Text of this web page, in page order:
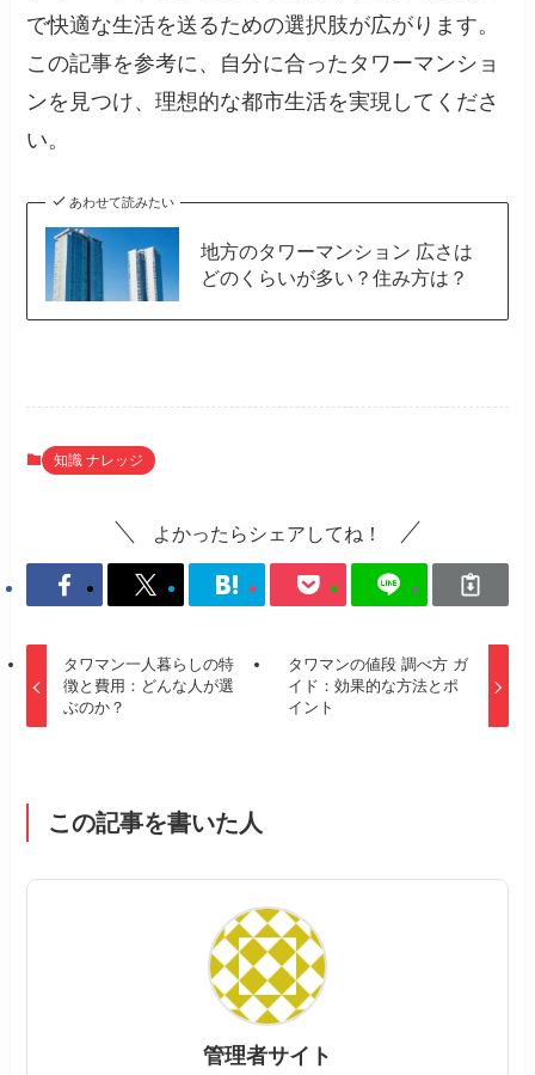
で快適な生活を送るための選択肢が広がります。
この記事を参考に、自分に合ったタワーマンショ
ンを見つけ、理想的な都市生活を実現してくださ
い。
あわせて読みたい
地方のタワーマンション 広さは
どのくらいが多い？住み方は？
知識 ナレッジ
よかったらシェアしてね！
タワマン一人暮らしの特
徴と費用：どんな人が選
ぶのか？
タワマンの値段 調べ方 ガ
イド：効果的な方法とポ
イント
この記事を書いた人
管理者サイト